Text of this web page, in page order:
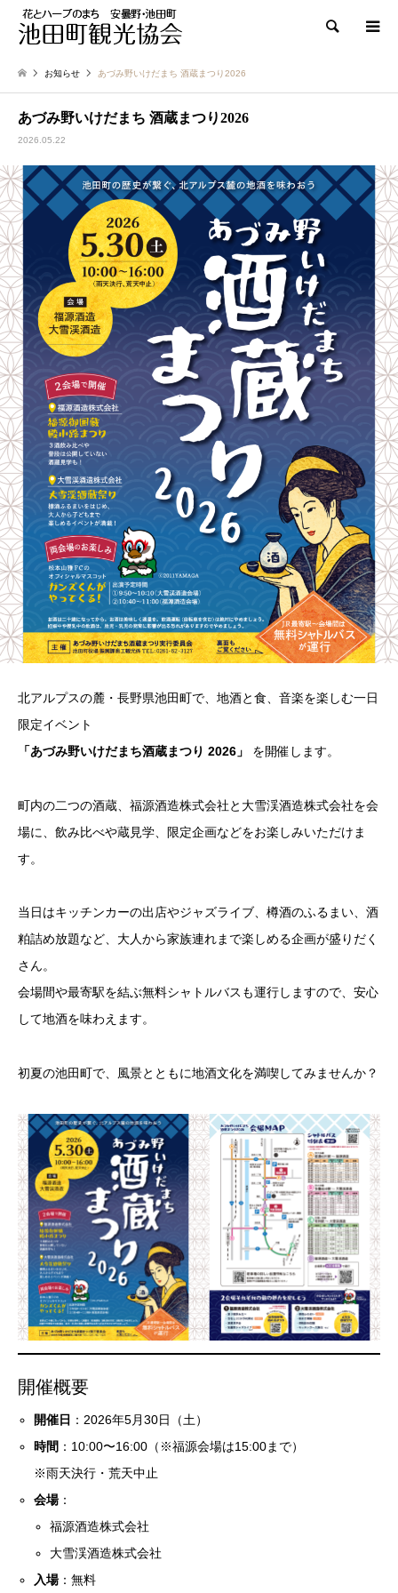
検索
お知らせ あづみ野いけだまち 酒蔵まつり2026
あづみ野いけだまち 酒蔵まつり2026
2026.05.22
北アルプスの麓・長野県池田町で、地酒と食、音楽を楽しむ一日
限定イベント
「あづみ野いけだまち酒蔵まつり 2026」
を開催します。
町内の二つの酒蔵、福源酒造株式会社と大雪渓酒造株式会社を会
場に、飲み比べや蔵見学、限定企画などをお楽しみいただけま
す。
当日はキッチンカーの出店やジャズライブ、樽酒のふるまい、酒
粕詰め放題など、大人から家族連れまで楽しめる企画が盛りだく
さん。
会場間や最寄駅を結ぶ無料シャトルバスも運行しますので、安心
して地酒を味わえます。
初夏の池田町で、風景とともに地酒文化を満喫してみませんか？
開催概要
開催日 ：2026年5月30日（土）
時間 ：10:00〜16:00（※福源会場は15:00まで）
※雨天決行・荒天中止
会場：
福源酒造株式会社
大雪渓酒造株式会社
入場：無料